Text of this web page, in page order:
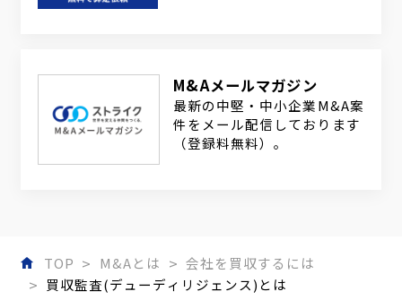
M&Aメールマガジン
最新の中堅・中小企業M&A案
件をメール配信しております
（登録料無料）。
TOP M&Aとは
会社を買収するには
買収監査(デューディリジェンス)とは